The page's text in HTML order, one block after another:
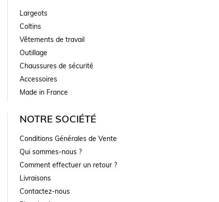
Largeots
Coltins
Vêtements de travail
Outillage
Chaussures de sécurité
Accessoires
Made in France
NOTRE SOCIÉTÉ
Conditions Générales de Vente
Qui sommes-nous ?
Comment effectuer un retour ?
Livraisons
Contactez-nous